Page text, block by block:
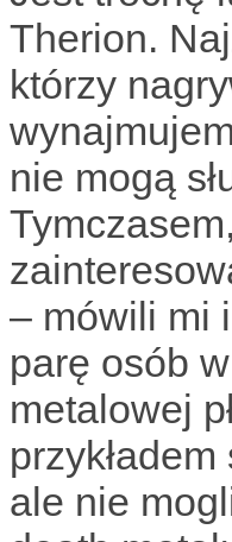
Therion.
którzy
nie mogą
– mówili mi
parę osób
metalowej
ale nie